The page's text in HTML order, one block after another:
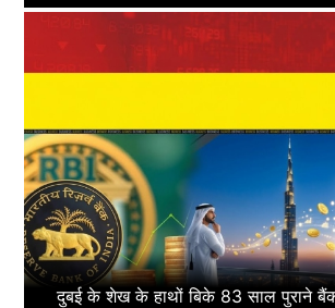
दुबई के शेख के हाथों बिके 83 साल पुराने